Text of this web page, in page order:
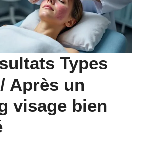
Types
Après un
visage bien